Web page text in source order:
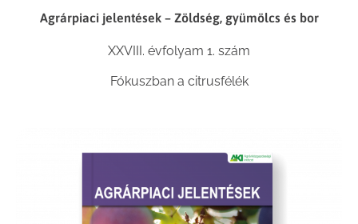
Agrárpiaci jelentések – Zöldség, gyümölcs és bor
XXVIII. évfolyam 1. szám
Fókuszban a citrusfélék